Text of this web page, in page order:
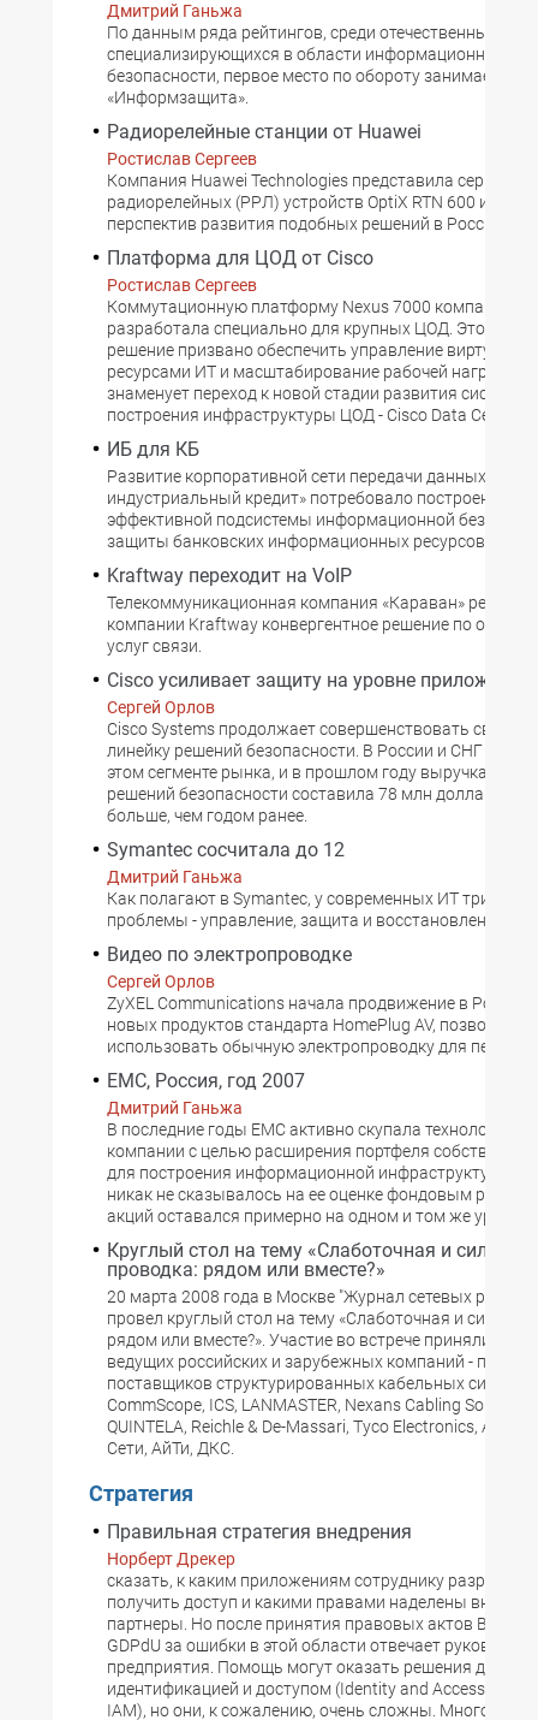
Дмитрий Ганьжа
По данным ряда рейтингов, среди отечественных
специализирующихся в области информационной
безопасности, первое место по обороту занимает
«Информзащита».
Радиорелейные станции от Huawei
Ростислав Сергеев
Компания Huawei Technologies представила серию
радиорелейных (РРЛ) устройств OptiX RTN 600 и свое
перспектив развития подобных решений в России.
Платформа для ЦОД от Cisco
Ростислав Сергеев
Коммутационную платформу Nexus 7000 компания
разработала специально для крупных ЦОД. Это
решение призвано обеспечить управление
ресурсами ИТ и масштабирование рабочей нагрузки.
знаменует переход к новой стадии развития систем
построения инфраструктуры ЦОД - Cisco Data Center
ИБ для КБ
Развитие корпоративной сети передачи данных в КБ
индустриальный кредит» потребовало построения
эффективной подсистемы информационной
защиты банковских информационных ресурсов.
Kraftway переходит на VoIP
Телекоммуникационная компания «Караван»
компании Kraftway конвергентное решение по
услуг связи.
Cisco усиливает защиту на уровне приложений
Сергей Орлов
Cisco Systems продолжает совершенствовать свою
линейку решений безопасности. В России и СНГ она
этом сегменте рынка, и в прошлом году выручка от
решений безопасности составила 78 млн долларов,
больше, чем годом ранее.
Symantec сосчитала до 12
Дмитрий Ганьжа
Как полагают в Symantec, у современных ИТ три
проблемы - управление, защита и восстановление.
Видео по электропроводке
Сергей Орлов
ZyXEL Communications начала продвижение в России
новых продуктов стандарта HomePlug AV,
использовать обычную электропроводку для
EMC, Россия, год 2007
Дмитрий Ганьжа
В последние годы EMC активно скупала
компании с целью расширения портфеля
для построения информационной инфраструктуры,
никак не сказывалось на ее оценке фондовым рынком
акций оставался примерно на одном и том же уровне.
Круглый стол на тему «Слаботочная и силовая
проводка: рядом или вместе?»
20 марта 2008 года в Москве "Журнал сетевых
провел круглый стол на тему «Слаботочная и
рядом или вместе?». Участие во встрече приняли
ведущих российских и зарубежных компаний -
поставщиков структурированных кабельных систем
CommScope, ICS, LANMASTER, Nexans Cabling Solutions,
QUINTELA, Reichle & De-Massari, Tyco Electronics, АДП
Сети, АйТи, ДКС.
Стратегия
Правильная стратегия внедрения
Норберт Дрекер
сказать, к каким приложениям сотруднику
получить доступ и какими правами наделены внешние
партнеры. Но после принятия правовых актов Basel II,
GDPdU за ошибки в этой области отвечает
предприятия. Помощь могут оказать решения для
идентификацией и доступом (Identity and Access
IAM), но они, к сожалению, очень сложны.